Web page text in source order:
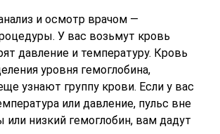
и осмотр врачом —
У вас возьмут кровь
давление и температуру. Кровь
уровня гемоглобина,
узнают группу крови. Если у вас
или давление, пульс вне
низкий гемоглобин, вам дадут